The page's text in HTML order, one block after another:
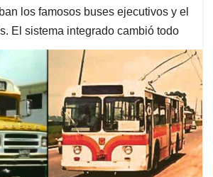
los famosos buses ejecutivos y el
El sistema integrado cambió todo